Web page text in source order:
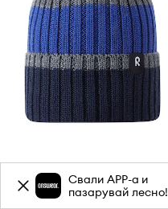
32,99 €
Свали APP-a и
пазарувай лесно!